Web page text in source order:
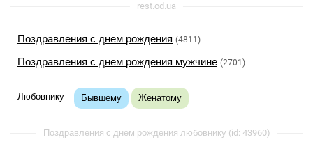
rest.od.ua
Поздравления с днем рождения (4811)
Поздравления с днем рождения мужчине (2701)
Любовнику Бывшему Женатому
Поздравления с днем рождения любовнику (id: 43960)